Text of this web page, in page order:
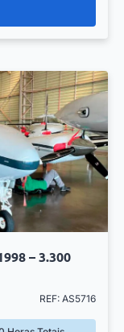
– 3.300
REF: AS5716